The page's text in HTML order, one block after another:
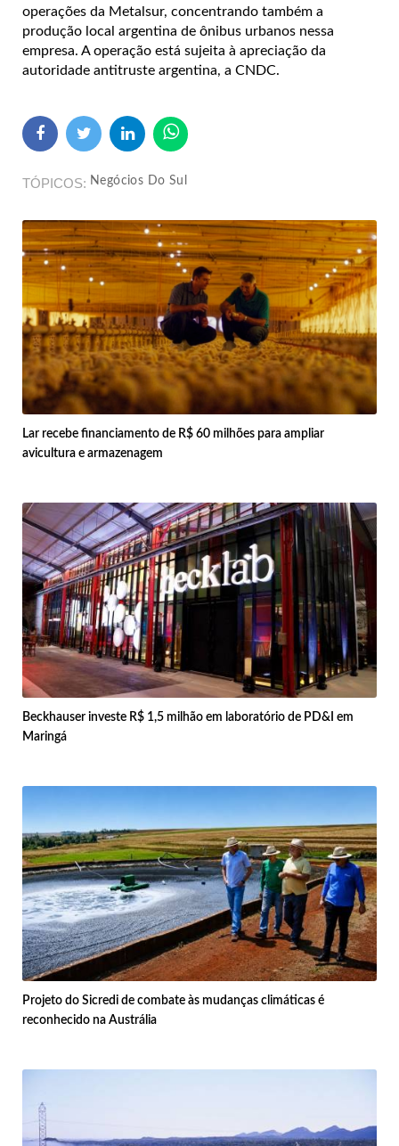
operações da Metalsur, concentrando também a
produção local argentina de ônibus urbanos nessa
empresa. A operação está sujeita à apreciação da
autoridade antitruste argentina, a CNDC.
TÓPICOS Negócios Do Sul
Lar recebe financiamento de R$ 60 milhões para ampliar
avicultura e armazenagem
Beckhauser investe R$ 1,5 milhão em laboratório de PD&I em
Maringá
Projeto do Sicredi de combate às mudanças climáticas é
reconhecido na Austrália